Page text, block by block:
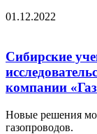
01.12.2022
Сибирские
компании
Новые решения
газопроводов.